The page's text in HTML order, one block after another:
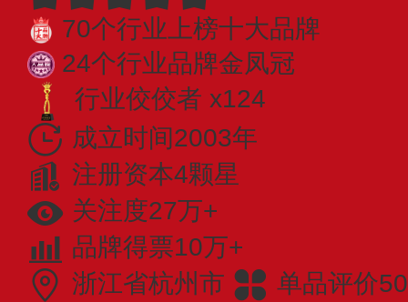
70个行业上榜十大品牌
24个行业品牌金凤冠
行业佼佼者 x124
成立时间2003年
注册资本4颗星
关注度27万+
品牌得票10万+
浙江省杭州市
单品评价